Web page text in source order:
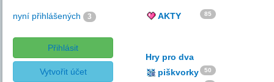
nyní přihlášených 3
Přihlásit
Vytvořit účet
AKTY 85
Hry pro dva
piškvorky
50